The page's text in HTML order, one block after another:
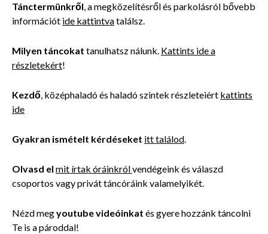
Tánctermünkről, a megközelítésről és parkolásról bővebb
információt ide kattintvatalálsz.
Milyen táncokat tanulhatsz nálunk. Kattints ide a
részletekért!
Kezdő, középhaladó és haladó szintek részleteiért kattints
ide
Gyakran ismételt kérdéseket itt találod.
Olvasd el mit írtak óráinkrólvendégeink és válaszd
csoportos vagy privát táncóráink valamelyikét.
Nézd megyoutube videóinkat és gyere hozzánk táncolni
Te is a pároddal!